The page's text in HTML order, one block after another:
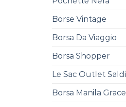
Borse Vintage
Borsa Da Viaggio
Borsa Shopper
Le Sac Outlet Saldi
Borsa Manila Grace